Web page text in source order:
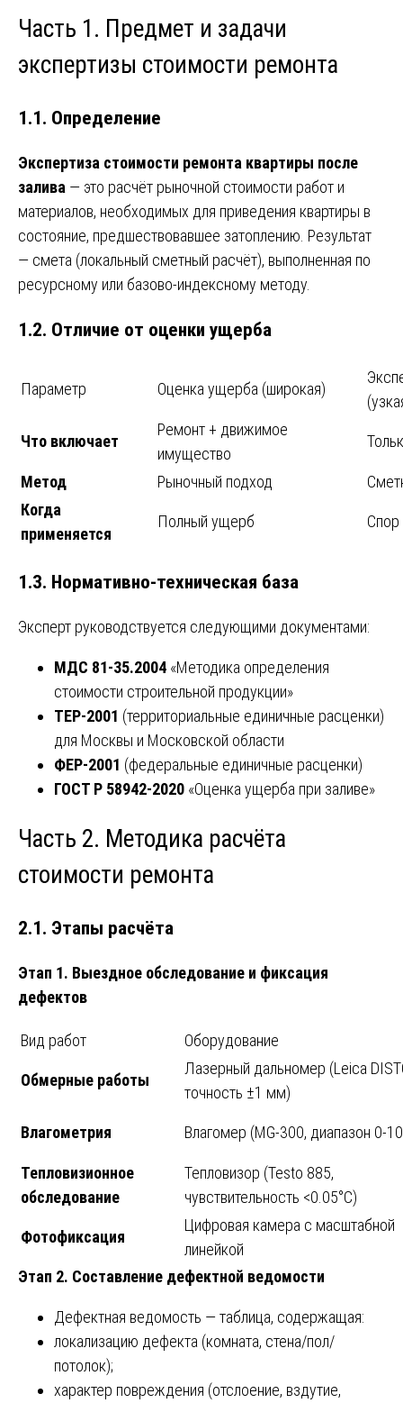
Часть 1. Предмет и задачи
экспертизы стоимости ремонта
1.1. Определение
Экспертиза стоимости ремонта квартиры после
залива — это расчёт рыночной стоимости работ и
материалов, необходимых для приведения квартиры в
состояние, предшествовавшее затоплению. Результат
— смета (локальный сметный расчёт), выполненная по
ресурсному или базово-индексному методу.
1.2. Отличие от оценки ущерба
Параметр Оценка ущерба (широкая)
Что включает
Ремонт + движимое
имущество
Метод Рыночный подход
Когда
применяется
Полный ущерб Спор
1.3. Нормативно-техническая база
Эксперт руководствуется следующими документами:
МДС 81-35.2004 «Методика определения
стоимости строительной продукции»
ТЕР-2001 (территориальные единичные расценки)
для Москвы и Московской области
ФЕР-2001 (федеральные единичные расценки)
ГОСТ Р 58942-2020 «Оценка ущерба при заливе»
Часть 2. Методика расчёта
стоимости ремонта
2.1. Этапы расчёта
Этап 1. Выездное обследование и фиксация
дефектов
Вид работ Оборудование
Обмерные работы
Лазерный дальномер (Leica
точность ±1 мм)
Влагометрия Влагомер (MG-300, диапазон 0-
Тепловизионное
обследование
Тепловизор (Testo 885,
чувствительность <0.05°C)
Фотофиксация
Цифровая камера с масштабной
линейкой
Этап 2. Составление дефектной ведомости
Дефектная ведомость — таблица, содержащая:
локализацию дефекта (комната, стена/пол/
потолок);
характер повреждения (отслоение, вздутие,